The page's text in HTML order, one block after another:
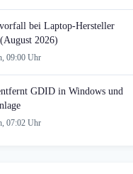
bei Laptop-Hersteller
2026)
09:00 Uhr
GDID in Windows und
07:02 Uhr